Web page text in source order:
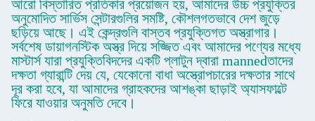
আরো বিস্তারিত প্রতিকার প্রয়োজন হয়, আমাদের উচ্চ প্রযুক্তির
অনুমোদিত সার্ভিস সেন্টারগুলির সমষ্টি, কৌশলগতভাবে দেশ জুড়ে
ছড়িয়ে আছে। এই কেন্দ্রগুলি বাস্তব প্রযুক্তিগত অস্ত্রাগার।
সর্বশেষ ডায়াগনস্টিক অস্ত্র দিয়ে সজ্জিত এবং আমাদের পণ্যের মধ্যে
মাস্টার্স যারা প্রযুক্তিবিদদের একটি প্লাটুন দ্বারা mannedতাদের
দক্ষতা গ্যারান্টি দেয় যে, যেকোনো বাধা অস্ত্রোপচারের দক্ষতার সাথে
দূর করা হবে, যা আমাদের গ্রাহকদের আশঙ্কা ছাড়াই অ্যাসফাল্টে
ফিরে যাওয়ার অনুমতি দেবে।